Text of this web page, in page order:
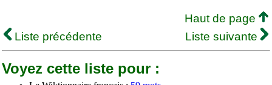
Haut de page
Liste précédente
Liste suivante
Voyez cette liste pour :